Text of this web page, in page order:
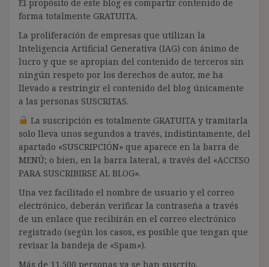
El propósito de este blog es compartir contenido de
forma totalmente GRATUITA.
La proliferación de empresas que utilizan la
Inteligencia Artificial Generativa (IAG) con ánimo de
lucro y que se apropian del contenido de terceros sin
ningún respeto por los derechos de autor, me ha
llevado a restringir el contenido del blog únicamente
a las personas SUSCRITAS.
La suscripción es totalmente GRATUITA y tramitarla
solo lleva unos segundos a través, indistintamente, del
apartado «SUSCRIPCIÓN» que aparece en la barra de
MENÚ; o bien, en la barra lateral, a través del «ACCESO
PARA SUSCRIBIRSE AL BLOG».
Una vez facilitado el nombre de usuario y el correo
electrónico, deberán verificar la contraseña a través
de un enlace que recibirán en el correo electrónico
registrado (según los casos, es posible que tengan que
revisar la bandeja de «Spam»).
Más de 11.500 personas ya se han suscrito.